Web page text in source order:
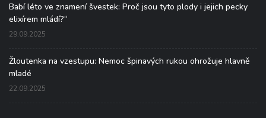
Babí léto ve znamení švestek: Proč jsou tyto plody i jejich pecky
elixírem mládí?“
29.09.2025
Žloutenka na vzestupu: Nemoc špinavých rukou ohrožuje hlavně
mladé
22.09.2025